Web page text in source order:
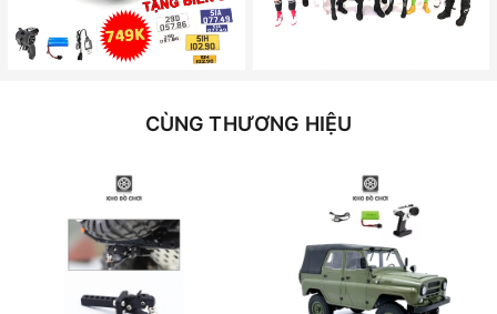
CÙNG THƯƠNG HIỆU